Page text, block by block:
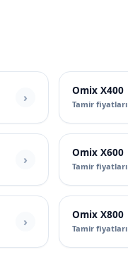
Omix X400
Tamir fiyatları
Omix X600
Tamir fiyatları
Omix X800
Tamir fiyatları